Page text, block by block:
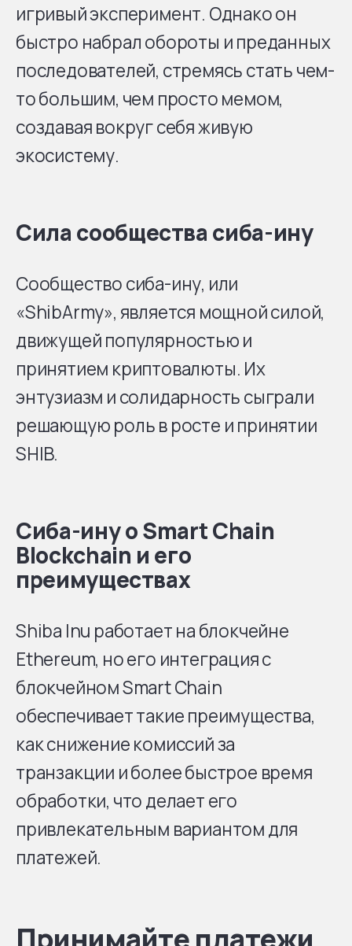
игривый эксперимент. Однако он
быстро набрал обороты и преданных
последователей, стремясь стать чем-
то большим, чем просто мемом,
создавая вокруг себя живую
экосистему.
Сила сообщества сиба-ину
Сообщество сиба-ину, или
«ShibArmy», является мощной силой,
движущей популярностью и
принятием криптовалюты. Их
энтузиазм и солидарность сыграли
решающую роль в росте и принятии
SHIB.
Сиба-ину о Smart Chain
Blockchain и его
преимуществах
Shiba Inu работает на блокчейне
Ethereum, но его интеграция с
блокчейном Smart Chain
обеспечивает такие преимущества,
как снижение комиссий за
транзакции и более быстрое время
обработки, что делает его
привлекательным вариантом для
платежей.